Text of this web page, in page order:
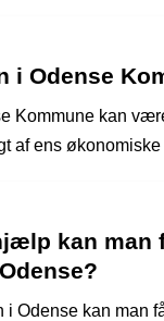
i Odense
Kommune kan
af ens økonomiske
kan man
i Odense kan man